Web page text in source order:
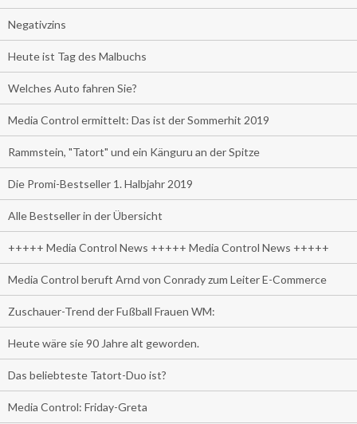
Negativzins
Heute ist Tag des Malbuchs
Welches Auto fahren Sie?
Media Control ermittelt: Das ist der Sommerhit 2019
Rammstein, "Tatort" und ein Känguru an der Spitze
Die Promi-Bestseller 1. Halbjahr 2019
Alle Bestseller in der Übersicht
+++++ Media Control News +++++ Media Control News +++++
Media Control beruft Arnd von Conrady zum Leiter E-Commerce
Zuschauer-Trend der Fußball Frauen WM:
Heute wäre sie 90 Jahre alt geworden.
Das beliebteste Tatort-Duo ist?
Media Control: Friday-Greta